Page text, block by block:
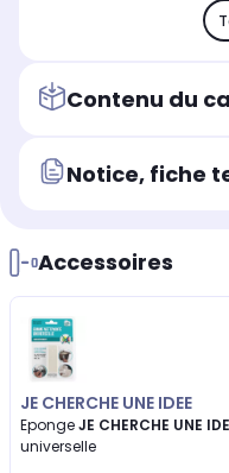
Contenu du
Notice, fiche
Accessoires
JE CHERCHE UNE IDEE
EpongeJE CHERCHE UNE
universelle